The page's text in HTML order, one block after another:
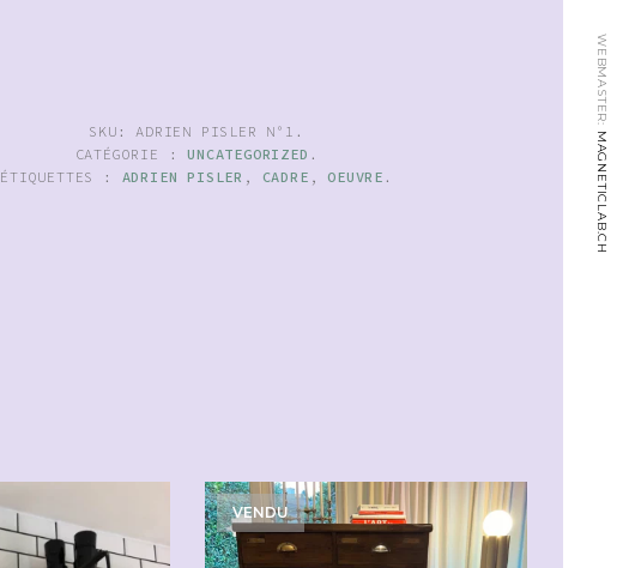
WEBMASTER:
MAGNETICLAB.CH
SKU:ADRIEN PISLER N°1 .
CATÉGORIE :UNCATEGORIZED .
ÉTIQUETTES : ADRIEN PISLER , CADRE , OEUVRE .
VENDU